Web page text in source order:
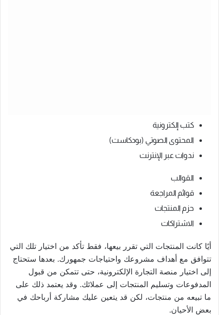
كتب إلكترونية
المحتوى الصوتي (بودكاست)
ندوات عبر الإنترنت
القوالب
قوائم المراجعة
حزم المنتجات
الاشتراكات
أيًا كانت المنتجات التي تقرر بيعها، فقط تأكد من اختيار تلك التي
تتوافق مع أهداف مشروعك واحتياجات جمهورك. بعدها ستحتاج
إلى اختيار منصة التجارة الإلكترونية، حتى تتمكن من قبول
المدفوعات وتسليم المنتجات إلى عملائك. وقد يعتمد ذلك على
ما تبيعه من منتجات، لكن قد يتعين عليك مشاركة أرباحك في
بعض الأحيان.